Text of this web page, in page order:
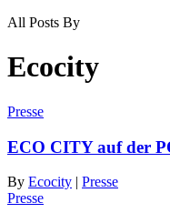
All Posts By
Ecocity
Presse
ECO CITY auf der
By Ecocity | Presse
Presse